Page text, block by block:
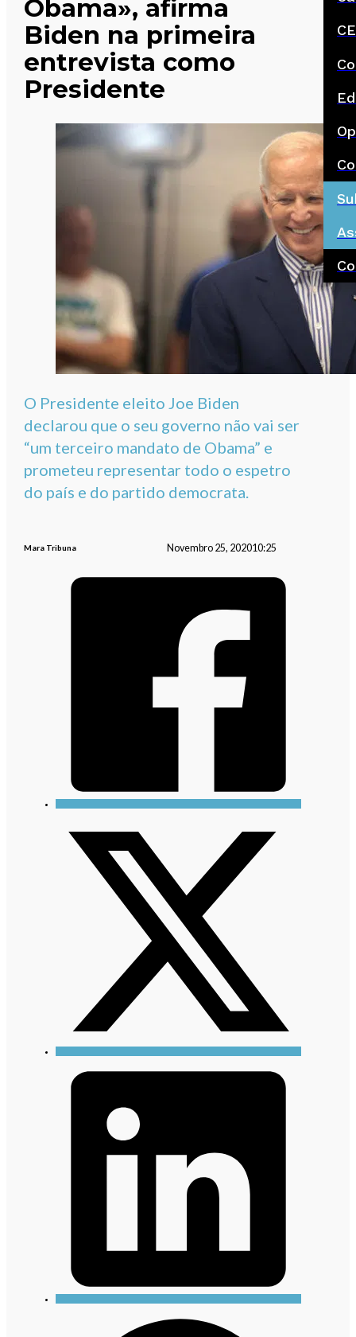
Obama», afirma
Biden na primeira
entrevista como
Presidente
O Presidente eleito Joe Biden
declarou que o seu governo não vai ser
“um terceiro mandato de Obama” e
prometeu representar todo o espetro
do país e do partido democrata.
Mara Tribuna Novembro 25, 202010:25